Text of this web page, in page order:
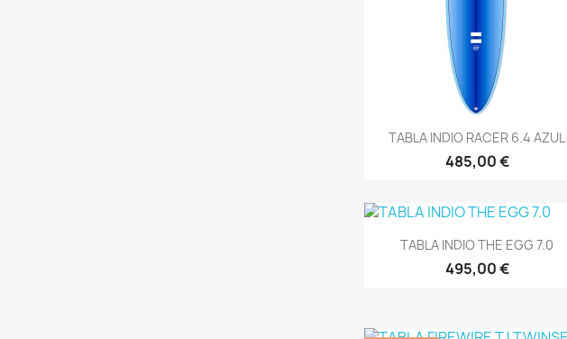
Vista rápida
TABLA INDIO RACER 6.4 AZUL
485,00 €
Vista rápida
TABLA INDIO THE EGG 7.0
495,00 €